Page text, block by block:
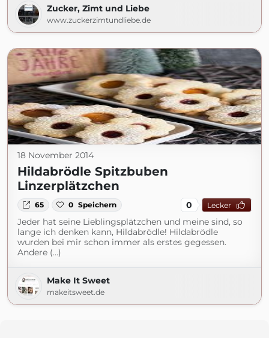
Zucker, Zimt und Liebe
www.zuckerzimtundliebe.de
18 November 2014
Hildabrödle Spitzbuben
Linzerplätzchen
65 0 Speichern 0 Lecker
Jeder hat seine Lieblingsplätzchen und meine sind, so
lange ich denken kann, Hildabrödle! Hildabrödle
wurden bei mir schon immer als erstes gegessen.
Andere (...)
Make It Sweet
makeitsweet.de